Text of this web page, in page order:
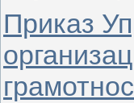
Приказ